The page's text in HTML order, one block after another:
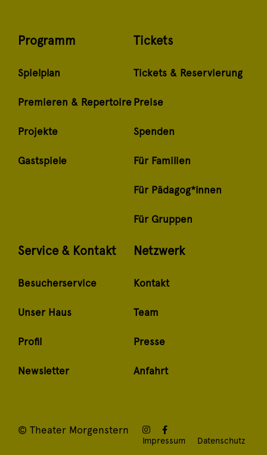
Programm
Spielplan
Premieren & Repertoire
Projekte
Gastspiele
Tickets
Tickets & Reservierung
Preise
Spenden
Für Familien
Für Pädagog*innen
Für Gruppen
Service & Kontakt
Besucherservice
Unser Haus
Profil
Newsletter
Netzwerk
Kontakt
Team
Presse
Anfahrt
© Theater Morgenstern
Impressum Datenschutz